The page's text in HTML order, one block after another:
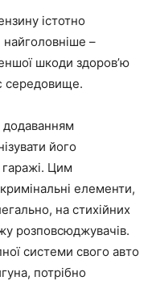
істотно
–
шкоди здоров’ю
середовище.
додаванням
його
гаражі. Цим
елементи,
на стихійних
розповсюджувачів.
системи свого авто
потрібно